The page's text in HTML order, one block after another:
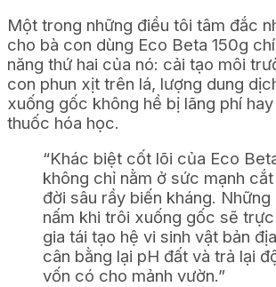
Một trong những điều tôi tâm đắc
cho bà con dùng Eco Beta 150g
năng thứ hai của nó: cải tạo môi
con phun xịt trên lá, lượng dung
xuống gốc không hề bị lãng phí
thuốc hóa học.
“Khác biệt cốt lõi của Eco
không chỉ nằm ở sức mạnh
đời sâu rầy biến kháng.
nấm khi trôi xuống gốc sẽ
gia tái tạo hệ vi sinh vật bản
cân bằng lại pH đất và trả lại
vốn có cho mảnh vườn.”